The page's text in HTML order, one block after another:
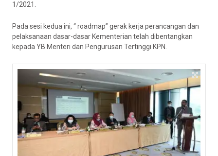
1/2021.
Pada sesi kedua ini, “ roadmap” gerak kerja perancangan dan
pelaksanaan dasar-dasar Kementerian telah dibentangkan
kepada YB Menteri dan Pengurusan Tertinggi KPN.